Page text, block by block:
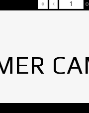
« ‹